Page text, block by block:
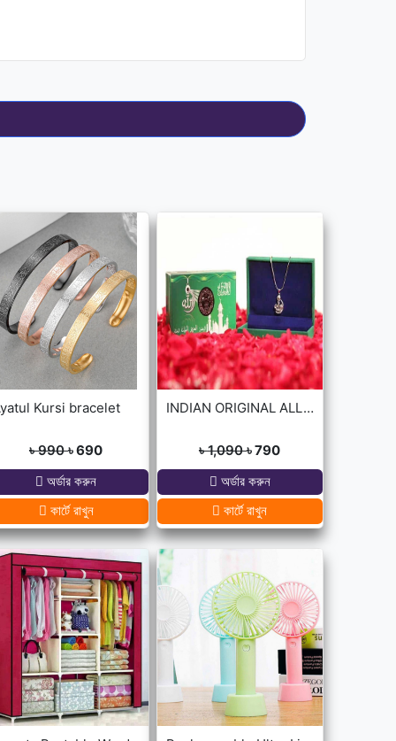
Kursi bracelet
৳ 990৳ 690
অর্ডার করুন
কার্টে রাখুন
INDIAN ORIGINAL ALLAH BARKAT LOCKET - GOLDEN/SILVER
৳ 1,090৳ 790
অর্ডার করুন
কার্টে রাখুন